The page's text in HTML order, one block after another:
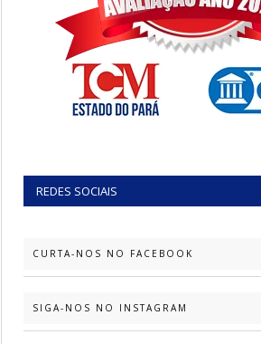
REDES SOCIAIS
CURTA-NOS NO FACEBOOK
SIGA-NOS NO INSTAGRAM